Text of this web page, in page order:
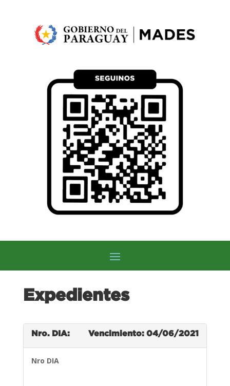
Expedientes
Nro. DIA: Vencimiento: 04/06/2021
Nro DIA